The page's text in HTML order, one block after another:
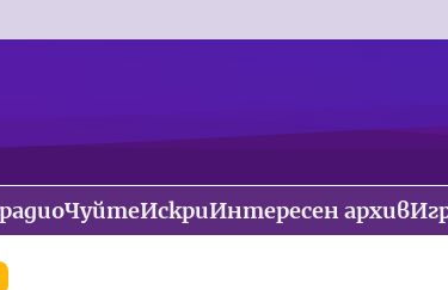
ЧуйтеИскриИнтересен архив